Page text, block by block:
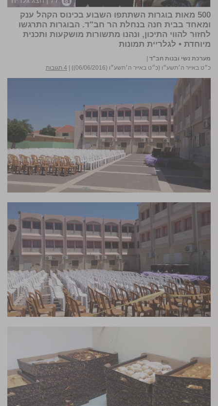
500 מאות בוגרות השתתפו השבוע בכינוס הקהל ענק
ומאחד בבית חנה בנחלת הר חב"ד. הבוגרות התרגשו
לחזור להווי התיכון, ונהנו מתשורות מושקעות ותכנית
מיוחדת • לגלריית תמונות
מערכת נשי ובנות חב"ד
כ״ט באייר ה׳תשע״ו (כ״ט באייר ה׳תשע״ו (06/06/2016))
4 תגובות